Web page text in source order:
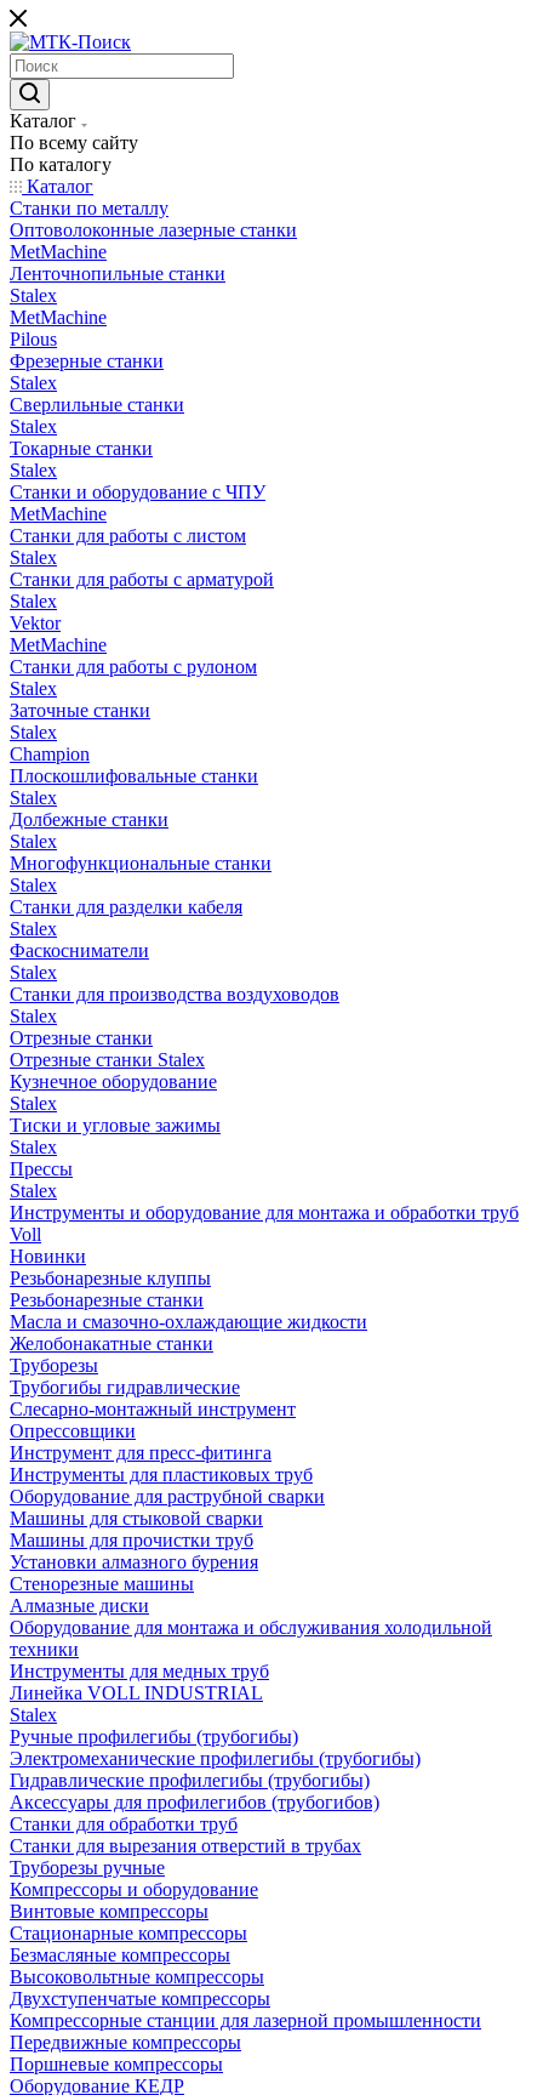
Каталог
По всему сайту
По каталогу
Каталог
Станки по металлу
Оптоволоконные лазерные станки
MetMachine
Ленточнопильные станки
Stalex
MetMachine
Pilous
Фрезерные станки
Stalex
Сверлильные станки
Stalex
Токарные станки
Stalex
Станки и оборудование с ЧПУ
MetMachine
Станки для работы с листом
Stalex
Станки для работы с арматурой
Stalex
Vektor
MetMachine
Станки для работы с рулоном
Stalex
Заточные станки
Stalex
Champion
Плоскошлифовальные станки
Stalex
Долбежные станки
Stalex
Многофункциональные станки
Stalex
Станки для разделки кабеля
Stalex
Фаскосниматели
Stalex
Станки для производства воздуховодов
Stalex
Отрезные станки
Отрезные станки Stalex
Кузнечное оборудование
Stalex
Тиски и угловые зажимы
Stalex
Прессы
Stalex
Инструменты и оборудование для монтажа и обработки труб
Voll
Новинки
Резьбонарезные клуппы
Резьбонарезные станки
Масла и смазочно-охлаждающие жидкости
Желобонакатные станки
Труборезы
Трубогибы гидравлические
Слесарно-монтажный инструмент
Опрессовщики
Инструмент для пресс-фитинга
Инструменты для пластиковых труб
Оборудование для раструбной сварки
Машины для стыковой сварки
Машины для прочистки труб
Установки алмазного бурения
Стенорезные машины
Алмазные диски
Оборудование для монтажа и обслуживания холодильной
техники
Инструменты для медных труб
Линейка VOLL INDUSTRIAL
Stalex
Ручные профилегибы (трубогибы)
Электромеханические профилегибы (трубогибы)
Гидравлические профилегибы (трубогибы)
Аксессуары для профилегибов (трубогибов)
Станки для обработки труб
Станки для вырезания отверстий в трубах
Труборезы ручные
Компрессоры и оборудование
Винтовые компрессоры
Стационарные компрессоры
Безмасляные компрессоры
Высоковольтные компрессоры
Двухступенчатые компрессоры
Компрессорные станции для лазерной промышленности
Передвижные компрессоры
Поршневые компрессоры
Оборудование КЕДР